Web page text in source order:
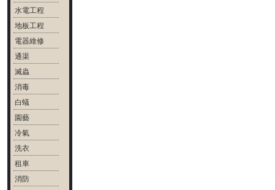
水電工程
地板工程
電器維修
通渠
滅蟲
消毒
白蟻
園藝
冷氣
洗衣
租車
消防